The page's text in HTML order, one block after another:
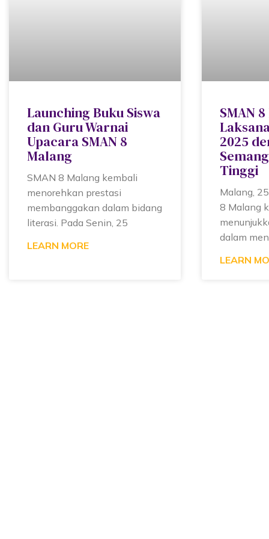
Launching Buku Siswa
dan Guru Warnai
Upacara SMAN 8
Malang
SMAN 8 Malang kembali
menorehkan prestasi
membanggakan dalam bidang
literasi. Pada Senin, 25
LEARN MORE
SMAN
2025
Tinggi
Malang,
8 Malang
dalam
LEARN